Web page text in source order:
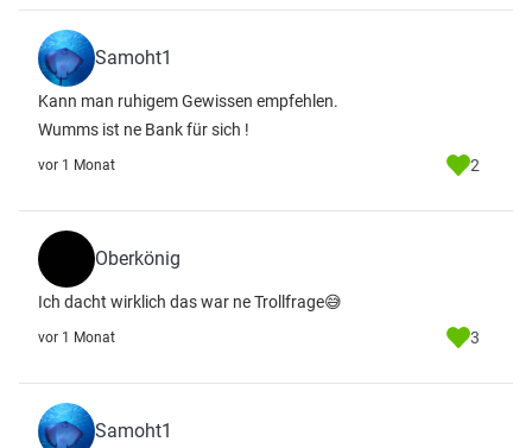
Samoht1
Kann man ruhigem Gewissen empfehlen.
Wumms ist ne Bank für sich !
vor 1 Monat 2
Oberkönig
Ich dacht wirklich das war ne Trollfrage😅
vor 1 Monat 3
Samoht1